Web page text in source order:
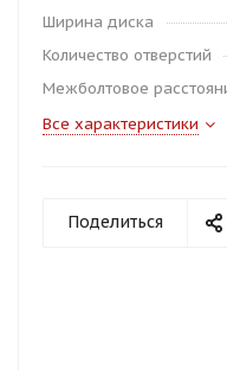
Ширина диска
Количество отверстий
Межболтовое
Все характеристики
Поделиться